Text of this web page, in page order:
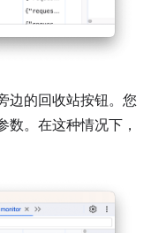
边的回收站按钮。您
。在这种情况下，